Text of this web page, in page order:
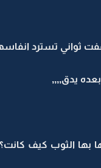
ثواني تسترد
يدق,,,,
الثوب كيف